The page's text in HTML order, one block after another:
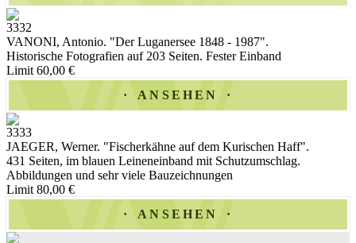
3332
VANONI, Antonio. "Der Luganersee 1848 - 1987".
Historische Fotografien auf 203 Seiten. Fester Einband
Limit 60,00 €
ANSEHEN
3333
JAEGER, Werner. "Fischerkähne auf dem Kurischen Haff".
431 Seiten, im blauen Leineneinband mit Schutzumschlag.
Abbildungen und sehr viele Bauzeichnungen
Limit 80,00 €
ANSEHEN